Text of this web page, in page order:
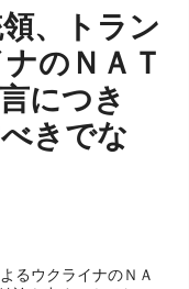
クルインフォ
ム
クルインフォル
ムについて
、トラン
のＮＡＴ
につき
きでな